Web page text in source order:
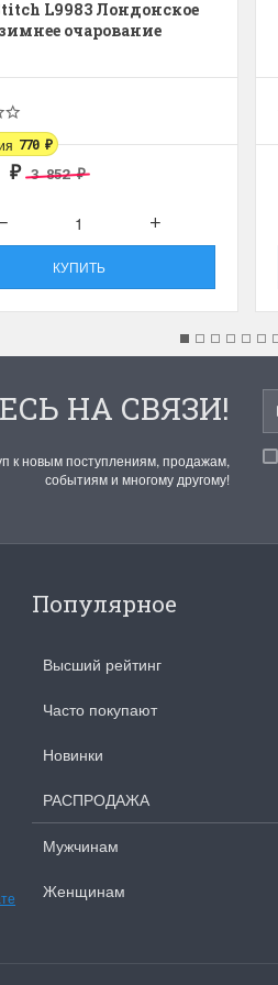
L9983 Лондонское
зимнее очарование
770 ₽
₽ 3 852₽
КУПИТЬ
НА СВЯЗИ!
к новым поступлениям, продажам,
событиям и многому другому!
Популярное
Высший рейтинг
Часто покупают
Новинки
РАСПРОДАЖА
Мужчинам
Женщинам